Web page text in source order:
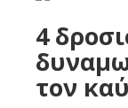
4
τον